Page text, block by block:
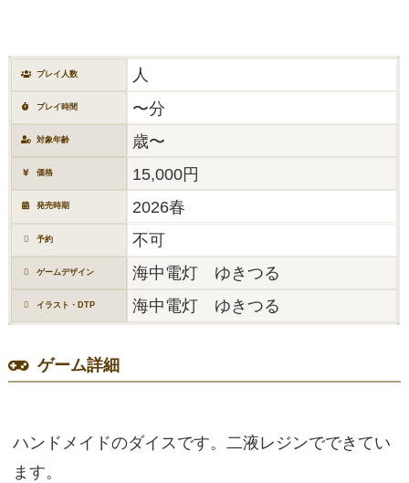
プレイ人数 人
プレイ時間 〜分
対象年齢 歳〜
価格 15,000円
発売時期 2026春
予約 不可
ゲームデザイン 海中電灯 ゆきつる
イラスト・DTP 海中電灯 ゆきつる
ゲーム詳細
ハンドメイドのダイスです。二液レジンでできてい
ます。